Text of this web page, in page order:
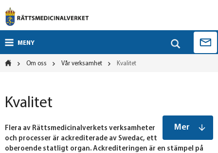
MENY
Om oss Vår verksamhet Kvalitet
Kvalitet
Mer
Flera av Rättsmedicinalverkets verksamheter
och processer är ackrediterade av Swedac, ett
oberoende statligt organ. Ackrediteringen är en stämpel på